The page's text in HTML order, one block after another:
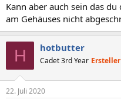
Kann aber auch sein das
am Gehäuses nicht
H hotbutter
Cadet 3rd Year
22. Juli 2020